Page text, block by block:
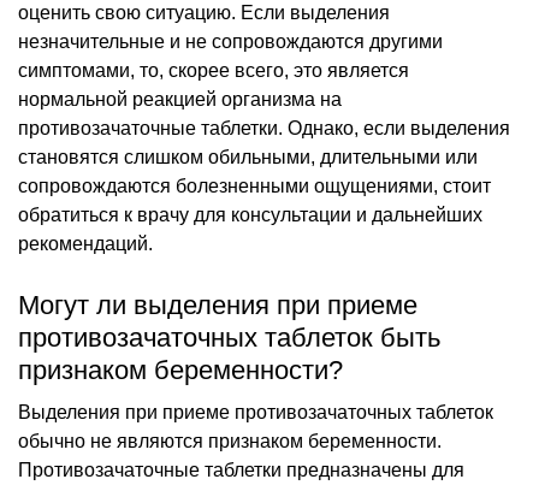
оценить свою ситуацию. Если выделения
незначительные и не сопровождаются другими
симптомами, то, скорее всего, это является
нормальной реакцией организма на
противозачаточные таблетки. Однако, если выделения
становятся слишком обильными, длительными или
сопровождаются болезненными ощущениями, стоит
обратиться к врачу для консультации и дальнейших
рекомендаций.
Могут ли выделения при приеме
противозачаточных таблеток быть
признаком беременности?
Выделения при приеме противозачаточных таблеток
обычно не являются признаком беременности.
Противозачаточные таблетки предназначены для